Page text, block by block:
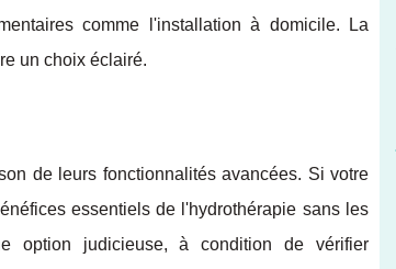
comme l'installation à domicile. La
un choix éclairé.
de leurs fonctionnalités avancées. Si votre
essentiels de l'hydrothérapie sans les
option judicieuse, à condition de vérifier